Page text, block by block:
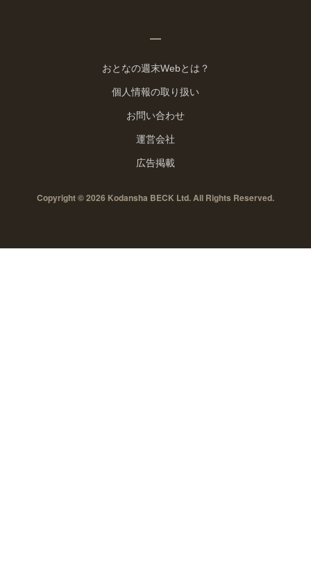
おとなの週末Webとは？
個人情報の取り扱い
お問い合わせ
運営会社
広告掲載
Copyright © 2026 Kodansha BECK Ltd. All Rights Reserved.